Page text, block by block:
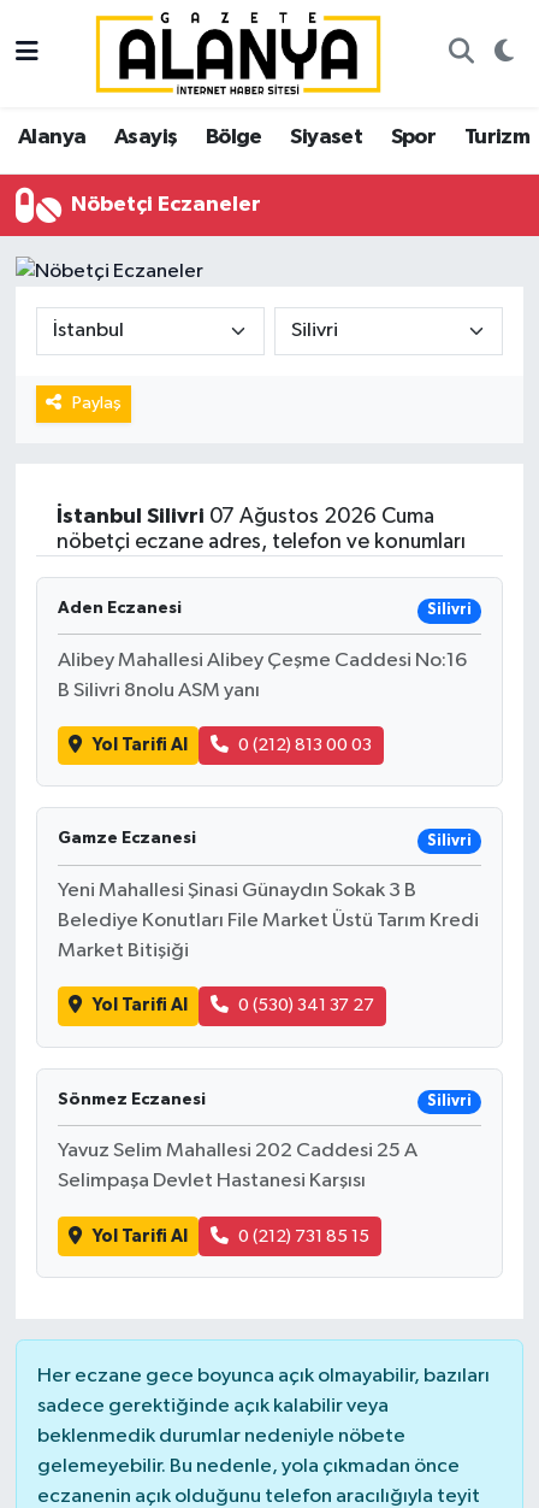
Alanya Asayiş Bölge Siyaset Spor Turizm
Nöbetçi Eczaneler
Paylaş
İstanbul Silivri 07 Ağustos 2026 Cuma
nöbetçi eczane adres, telefon ve konumları
Aden Eczanesi Silivri
Alibey Mahallesi Alibey Çeşme Caddesi No:16
B Silivri 8nolu ASM yanı
Yol Tarifi Al 0 (212) 813 00 03
Gamze Eczanesi Silivri
Yeni Mahallesi Şinasi Günaydın Sokak 3 B
Belediye Konutları File Market Üstü Tarım Kredi
Market Bitişiği
Yol Tarifi Al 0 (530) 341 37 27
Sönmez Eczanesi Silivri
Yavuz Selim Mahallesi 202 Caddesi 25 A
Selimpaşa Devlet Hastanesi Karşısı
Yol Tarifi Al 0 (212) 731 85 15
Her eczane gece boyunca açık olmayabilir, bazıları
sadece gerektiğinde açık kalabilir veya
beklenmedik durumlar nedeniyle nöbete
gelemeyebilir. Bu nedenle, yola çıkmadan önce
eczanenin açık olduğunu telefon aracılığıyla teyit
Alanya
Asayiş
Bölge
Siyaset
Spor
Turizm
Gazipaşa
İstanbul Nöbetçi Eczaneler
İstanbul Hava Durumu
İstanbul Trafik Yoğunluk Haritası
Süper Lig Puan Durumu ve Fikstür
Tüm Manşetler
Son Dakika Haberleri